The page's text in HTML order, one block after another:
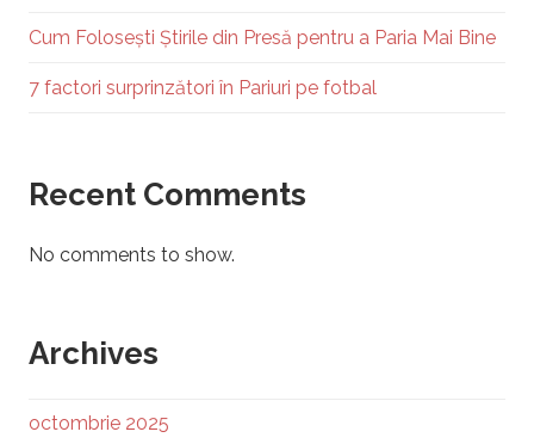
Cum Folosești Știrile din Presă pentru a Paria Mai Bine
7 factori surprinzători în Pariuri pe fotbal
Recent Comments
No comments to show.
Archives
octombrie 2025